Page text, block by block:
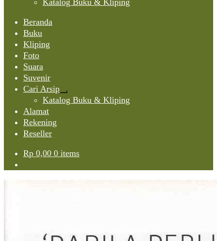
Katalog Buku & Kliping
Beranda
Buku
Kliping
Foto
Suara
Suvenir
Cari Arsip
Expand
child
Katalog Buku & Kliping
Alamat
Rekening
Reseller
Rp 0,00 0 items